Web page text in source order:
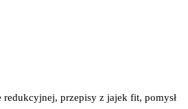
redukcyjnej, przepisy z jajek fit, pomysł